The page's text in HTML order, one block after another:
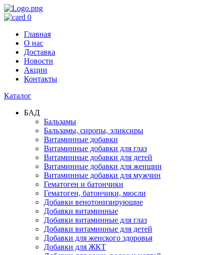
0
Главная
О нас
Доставка
Новости
Акции
Контакты
Каталог
БАД
Бальзамы
Бальзамы, сиропы, эликсиры
Витаминные добавки
Витаминные добавки для глаз
Витаминные добавки для детей
Витаминные добавки для женщин
Витаминные добавки для мужчин
Гематоген и батончики
Гематоген, батончики, мюсли
Добавки венотонизирующие
Добавки витаминные
Добавки витаминные для глаз
Добавки витаминные для детей
Добавки для женского здоровья
Добавки для ЖКТ